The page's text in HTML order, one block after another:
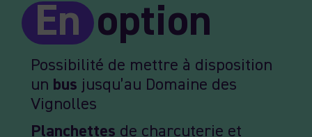
Enoption
Possibilité de mettre à disposition
un bus jusqu’au Domaine des
Vignolles
Planchettes de charcuterie et